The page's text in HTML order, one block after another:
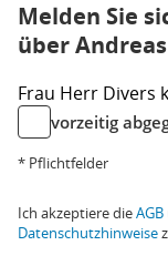
Melden Sie
über
Frau Herr Divers
vorzeitig
* Pflichtfelder
Ich akzeptiere dieAGB
Datenschutzhinweise